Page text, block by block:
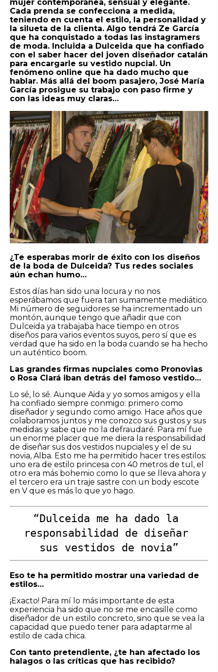
mujer contemporánea, sensual y elegante.
Cada prenda se confecciona a medida,
teniendo en cuenta el estilo, la personalidad y
la silueta de la clienta. Algo tendrá Ze García
que ha conquistado a todas las instagramers
de moda. Incluida a Dulceida que ha confiado
con el saber hacer del joven diseñador catalán
para encargarle su vestido nupcial. Un
fenómeno online que ha dado mucho que
hablar. Más allá del boom pasajero, José María
García prosigue su trabajo con paso firme y
con las ideas muy claras…
¿Te esperabas morir de éxito con los diseños
de la boda de Dulceida? Tus redes sociales
aún echan humo…
Estos días han sido una locura y no nos
esperábamos que fuera tan sumamente mediático.
Mi número de seguidores se ha incrementado un
montón, aunque tengo que añadir que con
Dulceida ya trabajaba hace tiempo en otros
diseños para varios eventos suyos, pero sí que es
verdad que ha sido en la boda cuando se ha hecho
un auténtico boom.
Las grandes firmas nupciales como Pronovias
o Rosa Clará iban detrás del famoso vestido…
Lo sé, lo sé. Aunque Aida y yo somos amigos y ella
ha confiado siempre conmigo: primero como
diseñador y segundo como amigo. Hace años que
colaboramos juntos y me conozco sus gustos y sus
medidas y sabe que no la defraudaré. Para mí fue
un enorme placer que me diera la responsabilidad
de diseñar sus dos vestidos nupciales y el de su
novia, Alba. Esto me ha permitido hacer tres estilos:
uno era de estilo princesa con 40 metros de tul, el
otro era más bohemio como lo que se lleva ahora y
el tercero era un traje sastre con un body escote
en V que es más lo que yo hago.
“Dulceida me ha dado la
responsabilidad de diseñar
sus vestidos de novia”
Eso te ha permitido mostrar una variedad de
estilos…
¡Exacto! Para mí lo más importante de esta
experiencia ha sido que no se me encasille como
diseñador de un estilo concreto, sino que se vea la
capacidad que puedo tener para adaptarme al
estilo de cada chica.
Con tanto pretendiente, ¿te han afectado los
halagos o las críticas que has recibido?